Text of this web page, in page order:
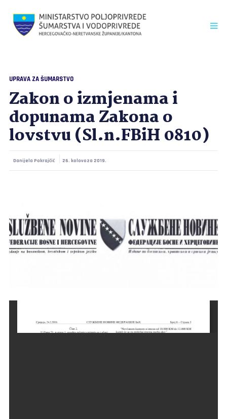
UPRAVA ZA ŠUMARSTVO
Zakon o izmjenama i
dopunama Zakona o
lovstvu (Sl.n.FBiH 0810)
Danijela Pokrajčić 26. kolovoza 2019.